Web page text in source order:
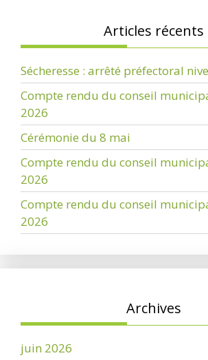
Articles récents
Sécheresse : arrêté préfectoral
Compte rendu du conseil
2026
Cérémonie du 8 mai
Compte rendu du conseil
2026
Compte rendu du conseil
2026
Archives
juin 2026